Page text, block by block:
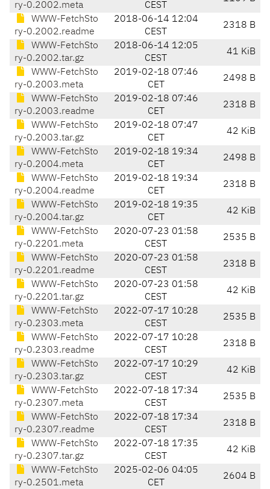
ry-0.2002.meta
CEST
WWW-FetchSto
ry-0.2002.readme
2018-06-14 12:04
CEST
2318 B
WWW-FetchSto
ry-0.2002.tar.gz
2018-06-14 12:05
CEST
41 KiB
WWW-FetchSto
ry-0.2003.meta
2019-02-18 07:46
CET
2498 B
WWW-FetchSto
ry-0.2003.readme
2019-02-18 07:46
CET
2318 B
WWW-FetchSto
ry-0.2003.tar.gz
2019-02-18 07:47
CET
42 KiB
WWW-FetchSto
ry-0.2004.meta
2019-02-18 19:34
CET
2498 B
WWW-FetchSto
ry-0.2004.readme
2019-02-18 19:34
CET
2318 B
WWW-FetchSto
ry-0.2004.tar.gz
2019-02-18 19:35
CET
42 KiB
WWW-FetchSto
ry-0.2201.meta
2020-07-23 01:58
CEST
2535 B
WWW-FetchSto
ry-0.2201.readme
2020-07-23 01:58
CEST
2318 B
WWW-FetchSto
ry-0.2201.tar.gz
2020-07-23 01:58
CEST
42 KiB
WWW-FetchSto
ry-0.2303.meta
2022-07-17 10:28
CEST
2535 B
WWW-FetchSto
ry-0.2303.readme
2022-07-17 10:28
CEST
2318 B
WWW-FetchSto
ry-0.2303.tar.gz
2022-07-17 10:29
CEST
42 KiB
WWW-FetchSto
ry-0.2307.meta
2022-07-18 17:34
CEST
2535 B
WWW-FetchSto
ry-0.2307.readme
2022-07-18 17:34
CEST
2318 B
WWW-FetchSto
ry-0.2307.tar.gz
2022-07-18 17:35
CEST
42 KiB
WWW-FetchSto
ry-0.2501.meta
2025-02-06 04:05
CET
2604 B